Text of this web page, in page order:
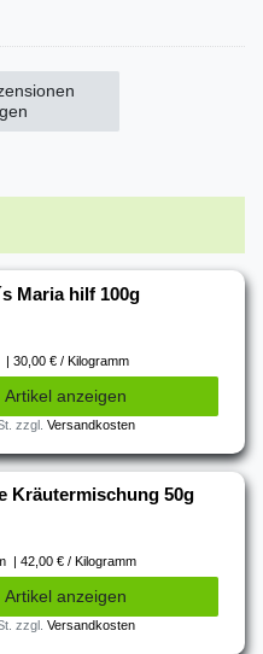
Maria hilf 100g
| 30,00 € / Kilogramm
Artikel anzeigen
zzgl.Versandkosten
Kräutermischung 50g
| 42,00 € / Kilogramm
Artikel anzeigen
zzgl.Versandkosten